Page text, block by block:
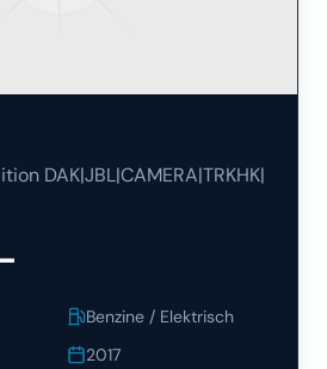
DAK|JBL|CAMERA|TRKHK|
Benzine / Elektrisch
2017